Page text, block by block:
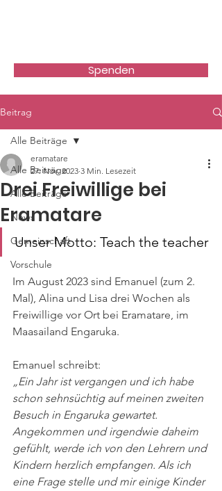
Spenden
Beitrag
Alle Beiträge
Alle Beiträge
News
Gemeinschaft
Vorschule
Alle Beiträge
Drei Freiwillige bei
Eramatare
eramatare
27. Nov. 2023 3 Min. Lesezeit
Unser Motto: Teach the teacher
Im August 2023 sind Emanuel (zum 2.
Mal), Alina und Lisa drei Wochen als
Freiwillige vor Ort bei Eramatare, im
Maasailand Engaruka.
Emanuel schreibt:
„Ein Jahr ist vergangen und ich habe
schon sehnsüchtig auf meinen zweiten
Besuch in Engaruka gewartet.
Angekommen und irgendwie daheim
gefühlt, werde ich von den Lehrern und
Kindern herzlich empfangen. Als ich
eine Frage stelle und mir einige Kinder